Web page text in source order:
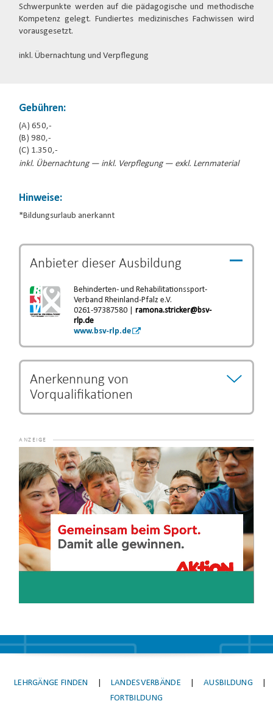
Schwerpunkte werden auf die pädagogische und methodische
Kompetenz gelegt. Fundiertes medizinisches Fachwissen wird
vorausgesetzt.
inkl. Übernachtung und Verpflegung
Gebühren:
(A) 650,-
(B) 980,-
(C) 1.350,-
inkl. Übernachtung — inkl. Verpflegung — exkl. Lernmaterial
Hinweise:
*Bildungsurlaub anerkannt
Anbieter dieserAusbildung
Behinderten- und Rehabilitationssport-
Verband Rheinland-Pfalz e.V.
0261-97387580 | ramona.stricker@bsv-
rlp.de
www.bsv-rlp.de
Anerkennung von
Vorqualifikationen
der Ausbildungszeit begründen.Die Entscheidung über
eine Verkürzung der Ausbildung unterliegt dem jeweiligen
Lehrgangsanbieter.
Player
LEHRGÄNGE FINDEN LANDESVERBÄNDE AUSBILDUNG
FORTBILDUNG